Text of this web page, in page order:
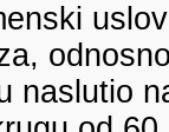
naslutio